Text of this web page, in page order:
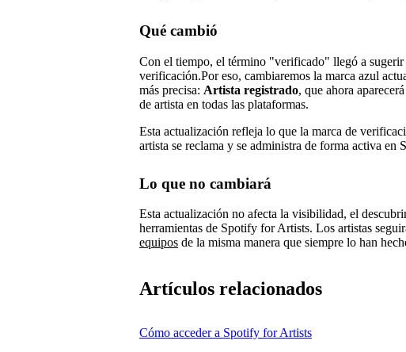
Qué cambió
Con el tiempo, el término "verificado" llegó a sugerir
verificación.Por eso, cambiaremos la marca azul
más precisa: Artista registrado, que ahora
de artista en todas las plataformas.
Esta actualización refleja lo que la marca de
artista se reclama y se administra de forma activa en
Lo que no cambiará
Esta actualización no afecta la visibilidad, el
herramientas de Spotify for Artists. Los artistas
equipos de la misma manera que siempre lo han
Artículos relacionados
Cómo acceder a Spotify for Artists